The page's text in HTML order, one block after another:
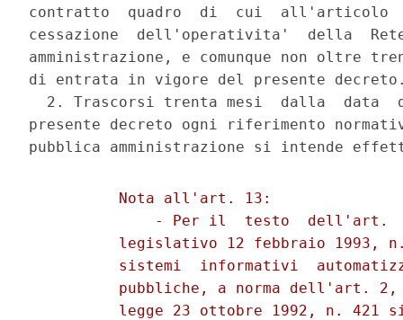
contratto  quadro  di  cui  all'articolo
cessazione  dell'operativita'  della
amministrazione, e comunque non oltre
di entrata in vigore del presente
2. Trascorsi trenta mesi  dalla  data
presente decreto ogni riferimento
          Nota all'art. 13:
- Per il  testo  dell'art.
legislativo 12 febbraio 1993,
sistemi  informativi
pubbliche, a norma dell'art.